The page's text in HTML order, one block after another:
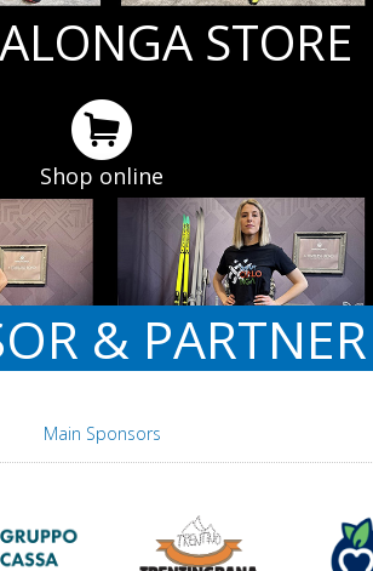
STORE
Shop online
& PARTNER
Main Sponsors